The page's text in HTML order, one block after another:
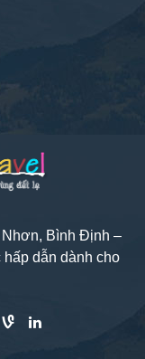
Nhơn, Bình Định –
dẫn dành cho